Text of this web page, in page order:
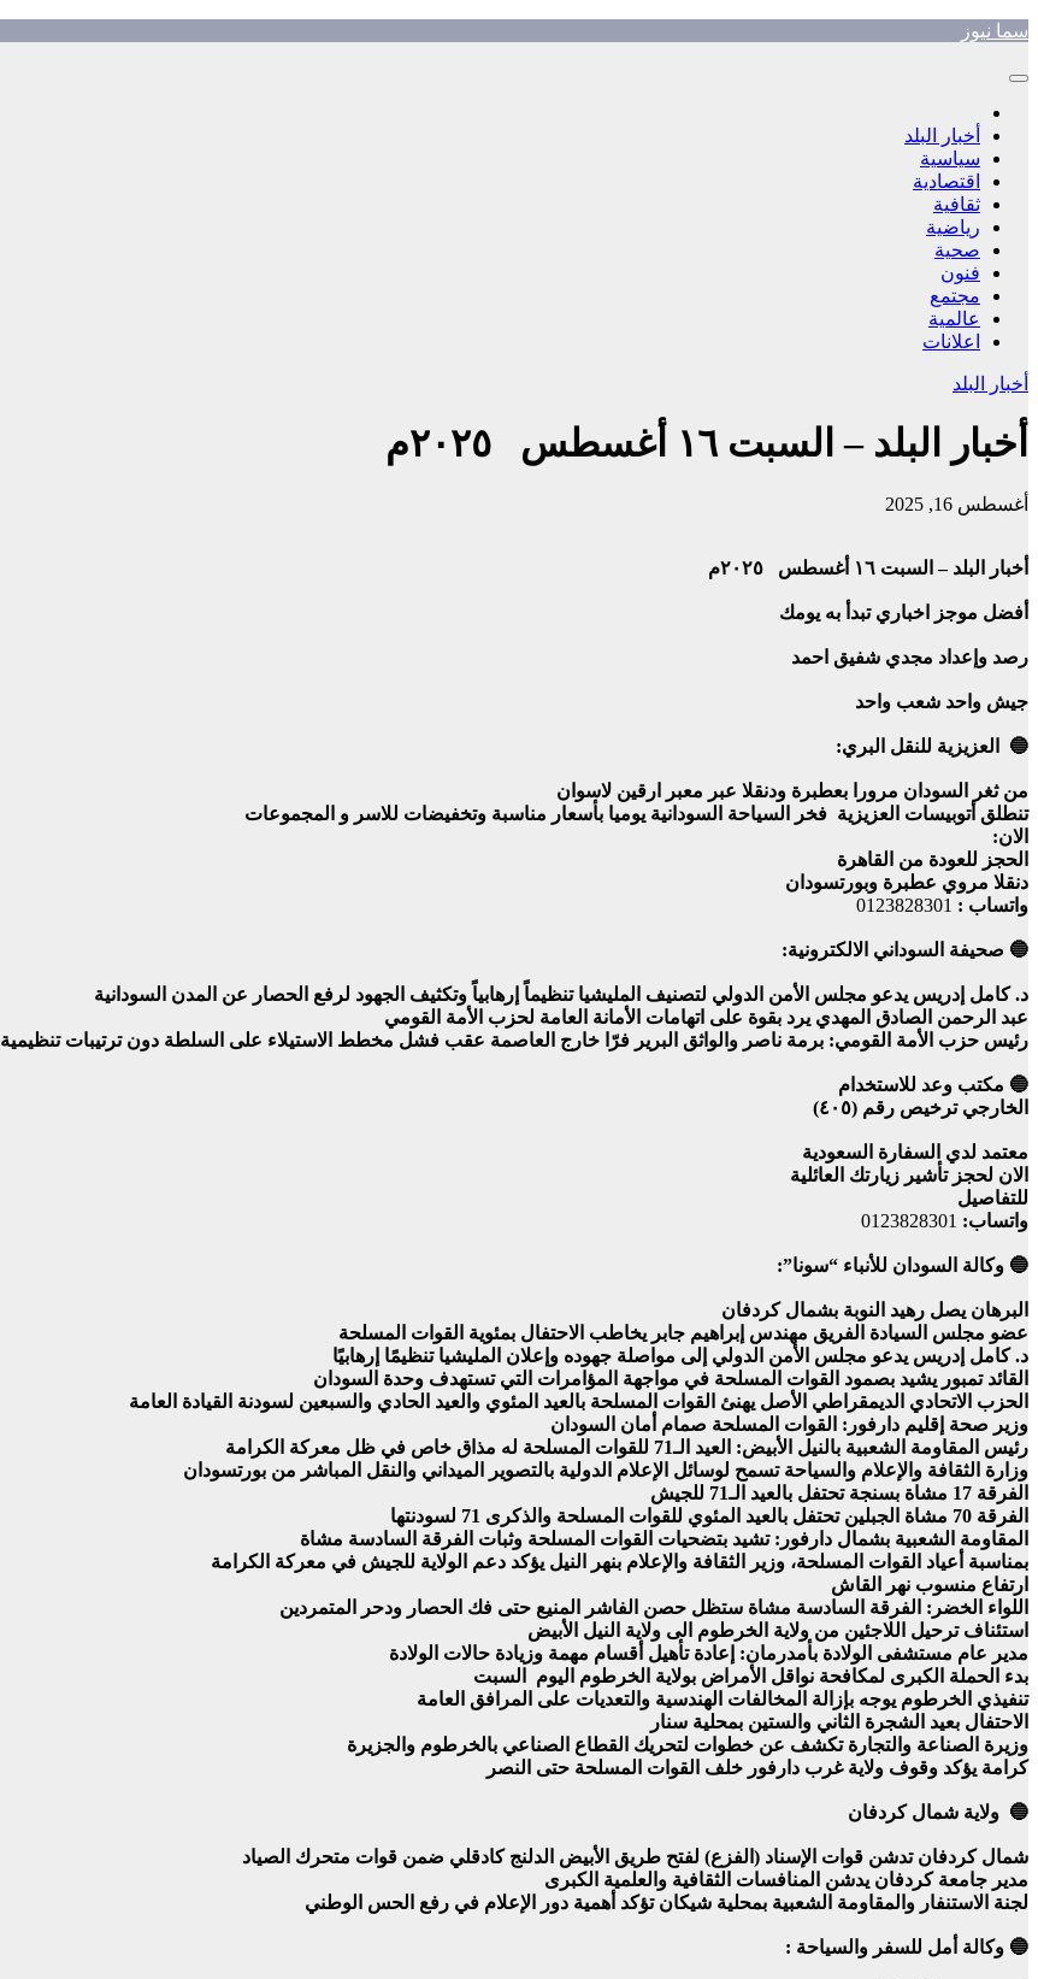
Skip
content
سما نيوز
أخبار البلد
سياسية
اقتصادية
ثقافية
رياضية
صحية
فنون
مجتمع
عالمية
اعلانات
أخبار البلد
أخبار البلد – السبت ١٦ أغسطس ٢٠٢٥م
أغسطس 16, 2025
أخبار البلد – السبت ١٦ أغسطس ٢٠٢٥م
أفضل موجز اخباري تبدأ به يومك
رصد وإعداد مجدي شفيق احمد
جيش واحد شعب واحد
🔵 العزيزية للنقل البري:
من ثغر السودان مرورا بعطبرة ودنقلا عبر معبر ارقين لاسوان
تنطلق أتوبيسات العزيزية فخر السياحة السودانية يوميا بأسعار مناسبة وتخفيضات للاسر و المجموعات
الان:
الحجز للعودة من القاهرة
دنقلا مروي عطبرة وبورتسودان
واتساب : 0123828301
🔵 صحيفة السوداني الالكترونية:
د. كامل إدريس يدعو مجلس الأمن الدولي لتصنيف المليشيا تنظيماً إرهابياً وتكثيف الجهود لرفع الحصار عن المدن السودانية
عبد الرحمن الصادق المهدي يرد بقوة على اتهامات الأمانة العامة لحزب الأمة القومي
رئيس حزب الأمة القومي: برمة ناصر والواثق البرير فرّا خارج العاصمة عقب فشل مخطط الاستيلاء على السلطة دون ترتيبات تنظيمية
🔵 مكتب وعد للاستخدام
الخارجي ترخيص رقم (٤٠٥)
معتمد لدي السفارة السعودية
الان لحجز تأشير زيارتك العائلية
للتفاصيل
واتساب: 0123828301
🔵 وكالة السودان للأنباء “سونا”:
البرهان يصل رهيد النوبة بشمال كردفان
عضو مجلس السيادة الفريق مهندس إبراهيم جابر يخاطب الاحتفال بمئوية القوات المسلحة
د. كامل إدريس يدعو مجلس الأمن الدولي إلى مواصلة جهوده وإعلان المليشيا تنظيمًا إرهابيًا
القائد تمبور يشيد بصمود القوات المسلحة في مواجهة المؤامرات التي تستهدف وحدة السودان
الحزب الاتحادي الديمقراطي الأصل يهنئ القوات المسلحة بالعيد المئوي والعيد الحادي والسبعين لسودنة القيادة العامة
وزير صحة إقليم دارفور: القوات المسلحة صمام أمان السودان
رئيس المقاومة الشعبية بالنيل الأبيض: العيد الـ71 للقوات المسلحة له مذاق خاص في ظل معركة الكرامة
وزارة الثقافة والإعلام والسياحة تسمح لوسائل الإعلام الدولية بالتصوير الميداني والنقل المباشر من بورتسودان
الفرقة 17 مشاة بسنجة تحتفل بالعيد الـ71 للجيش
الفرقة 70 مشاة الجبلين تحتفل بالعيد المئوي للقوات المسلحة والذكرى 71 لسودنتها
المقاومة الشعبية بشمال دارفور: تشيد بتضحيات القوات المسلحة وثبات الفرقة السادسة مشاة
بمناسبة أعياد القوات المسلحة، وزير الثقافة والإعلام بنهر النيل يؤكد دعم الولاية للجيش في معركة الكرامة
ارتفاع منسوب نهر القاش
اللواء الخضر: الفرقة السادسة مشاة ستظل حصن الفاشر المنيع حتى فك الحصار ودحر المتمردين
استئناف ترحيل اللاجئين من ولاية الخرطوم الى ولاية النيل الأبيض
مدير عام مستشفى الولادة بأمدرمان: إعادة تأهيل أقسام مهمة وزيادة حالات الولادة
بدء الحملة الكبرى لمكافحة نواقل الأمراض بولاية الخرطوم اليوم السبت
تنفيذي الخرطوم يوجه بإزالة المخالفات الهندسية والتعديات على المرافق العامة
الاحتفال بعيد الشجرة الثاني والستين بمحلية سنار
وزيرة الصناعة والتجارة تكشف عن خطوات لتحريك القطاع الصناعي بالخرطوم والجزيرة
كرامة يؤكد وقوف ولاية غرب دارفور خلف القوات المسلحة حتى النصر
🔵 ولاية شمال كردفان
شمال كردفان تدشن قوات الإسناد (الفزع) لفتح طريق الأبيض الدلنج كادقلي ضمن قوات متحرك الصياد
مدير جامعة كردفان يدشن المنافسات الثقافية والعلمية الكبرى
لجنة الاستنفار والمقاومة الشعبية بمحلية شيكان تؤكد أهمية دور الإعلام في رفع الحس الوطني
🔵 وكالة أمل للسفر والسياحة :